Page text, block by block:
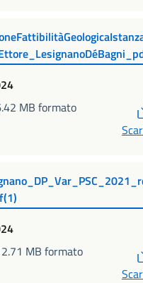
MB formato
MB formato